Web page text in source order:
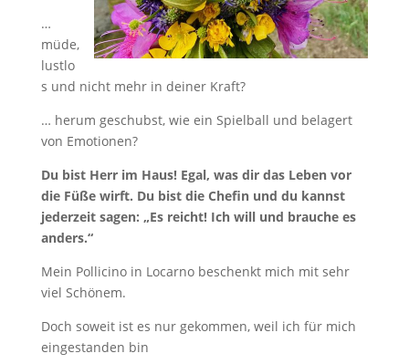
…
müde,
lustlo
s und nicht mehr in deiner Kraft?
… herum geschubst, wie ein Spielball und belagert
von Emotionen?
Du bist Herr im Haus! Egal, was dir das Leben vor
die Füße wirft. Du bist die Chefin und du kannst
jederzeit sagen: „Es reicht! Ich will und brauche es
anders.“
Mein Pollicino in Locarno beschenkt mich mit sehr
viel Schönem.
Doch soweit ist es nur gekommen, weil ich für mich
eingestanden bin